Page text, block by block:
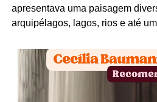
apresentava uma paisagem
arquipélagos, lagos, rios e até